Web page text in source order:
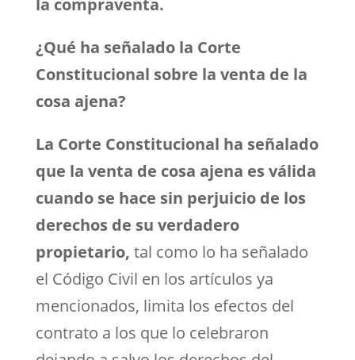
¿Qué ha señalado la Corte
Constitucional sobre la venta de la
cosa ajena?
La Corte Constitucional ha señalado
que la venta de cosa ajena es válida
cuando se hace sin perjuicio de los
derechos de su verdadero
propietario, tal como lo ha señalado
el Código Civil en los artículos ya
mencionados, limita los efectos del
contrato a los que lo celebraron